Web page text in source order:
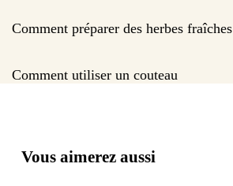
Comment préparer des herbes fraîches
Comment utiliser un couteau
Vous aimerez aussi